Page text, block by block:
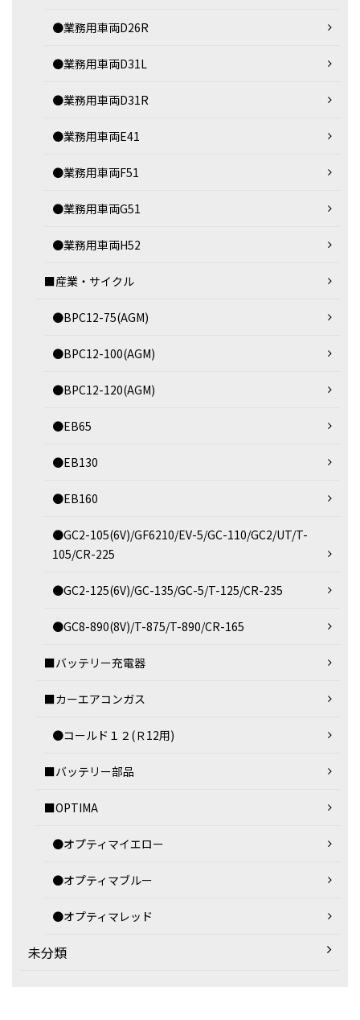
●業務用車両D26R
●業務用車両D31L
●業務用車両D31R
●業務用車両E41
●業務用車両F51
●業務用車両G51
●業務用車両H52
■産業・サイクル
●BPC12-75(AGM)
●BPC12-100(AGM)
●BPC12-120(AGM)
●EB65
●EB130
●EB160
●GC2-105(6V)/GF6210/EV-5/GC-110/GC2/UT/T-
105/CR-225
●GC2-125(6V)/GC-135/GC-5/T-125/CR-235
●GC8-890(8V)/T-875/T-890/CR-165
■バッテリー充電器
■カーエアコンガス
●コールド１２(Ｒ12用)
■バッテリー部品
■OPTIMA
●オプティマイエロー
●オプティマブルー
●オプティマレッド
未分類